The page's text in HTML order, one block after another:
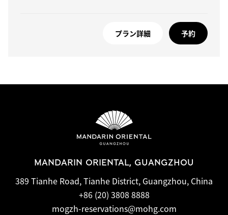
プラン詳細 予約
MANDARIN ORIENTAL, GUANGZHOU
389 Tianhe Road, Tianhe District, Guangzhou, China
+86 (20) 3808 8888
mogzh-reservations@mohg.com